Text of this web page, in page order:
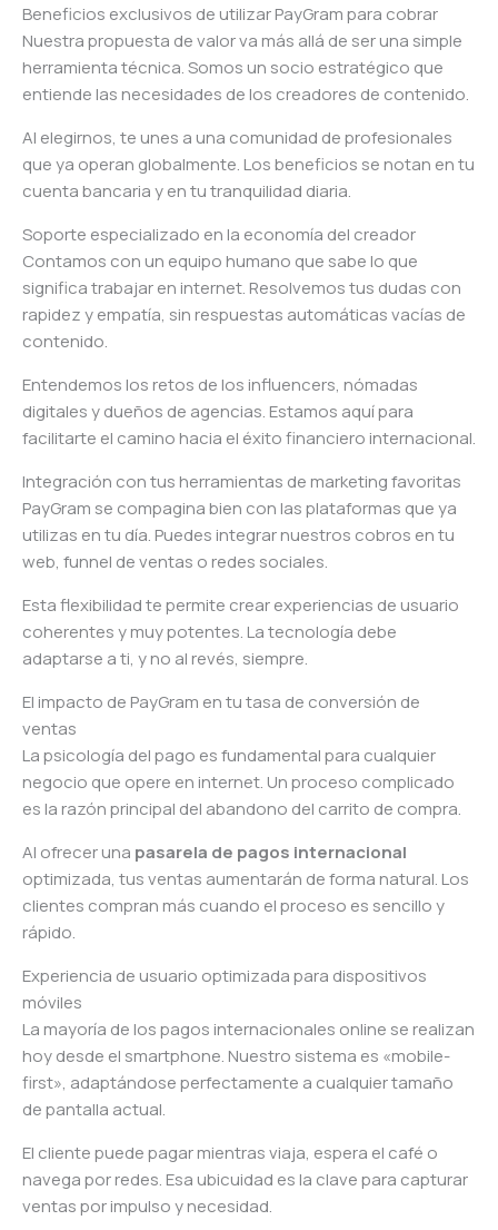
Beneficios exclusivos de utilizar PayGram para cobrar
Nuestra propuesta de valor va más allá de ser una simple
herramienta técnica. Somos un socio estratégico que
entiende las necesidades de los creadores de contenido.
Al elegirnos, te unes a una comunidad de profesionales
que ya operan globalmente. Los beneficios se notan en tu
cuenta bancaria y en tu tranquilidad diaria.
Soporte especializado en la economía del creador
Contamos con un equipo humano que sabe lo que
significa trabajar en internet. Resolvemos tus dudas con
rapidez y empatía, sin respuestas automáticas vacías de
contenido.
Entendemos los retos de los influencers, nómadas
digitales y dueños de agencias. Estamos aquí para
facilitarte el camino hacia el éxito financiero internacional.
Integración con tus herramientas de marketing favoritas
PayGram se compagina bien con las plataformas que ya
utilizas en tu día. Puedes integrar nuestros cobros en tu
web, funnel de ventas o redes sociales.
Esta flexibilidad te permite crear experiencias de usuario
coherentes y muy potentes. La tecnología debe
adaptarse a ti, y no al revés, siempre.
El impacto de PayGram en tu tasa de conversión de
ventas
La psicología del pago es fundamental para cualquier
negocio que opere en internet. Un proceso complicado
es la razón principal del abandono del carrito de compra.
Al ofrecer una pasarela de pagos internacional
optimizada, tus ventas aumentarán de forma natural. Los
clientes compran más cuando el proceso es sencillo y
rápido.
Experiencia de usuario optimizada para dispositivos
móviles
La mayoría de los pagos internacionales online se realizan
hoy desde el smartphone. Nuestro sistema es «mobile-
first», adaptándose perfectamente a cualquier tamaño
de pantalla actual.
El cliente puede pagar mientras viaja, espera el café o
navega por redes. Esa ubicuidad es la clave para capturar
ventas por impulso y necesidad.